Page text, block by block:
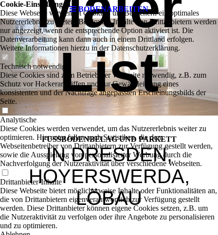
BODENARBEITEN
List
FUSSBODENBELAG UND PARKETT
IN DRESDEN,
HOYERSWERDA,
LÖBAU
Cookie-Einstellungen
Diese Webseite verwendet Cookies, um Besuchern ein optimales
Nutzererlebnis zu bieten. Bestimmte Inhalte von Drittanbietern werden
nur angezeigt, wenn die entsprechende Option aktiviert ist. Die
Datenverarbeitung kann dann auch in einem Drittland erfolgen.
Weitere Informationen hierzu in der Datenschutzerklärung.
Technisch notwendige
Diese Cookies sind zum Betrieb der Webseite notwendig, z.B. zum
Schutz vor Hackerangriffen und zur Gewährleistung eines
konsistenten und der Nachfrage angepassten Erscheinungsbilds der
Seite.
Analytische
Diese Cookies werden verwendet, um das Nutzererlebnis weiter zu
optimieren. Hierunter fallen auch Statistiken, die dem
Webseitenbetreiber von Drittanbietern zur Verfügung gestellt werden,
sowie die Ausspielung von personalisierter Werbung durch die
Nachverfolgung der Nutzeraktivität über verschiedene Webseiten.
Drittanbieter-Inhalte
Diese Webseite bietet möglicherweise Inhalte oder Funktionalitäten an,
die von Drittanbietern eigenverantwortlich zur Verfügung gestellt
werden. Diese Drittanbieter können eigene Cookies setzen, z.B. um
die Nutzeraktivität zu verfolgen oder ihre Angebote zu personalisieren
und zu optimieren.